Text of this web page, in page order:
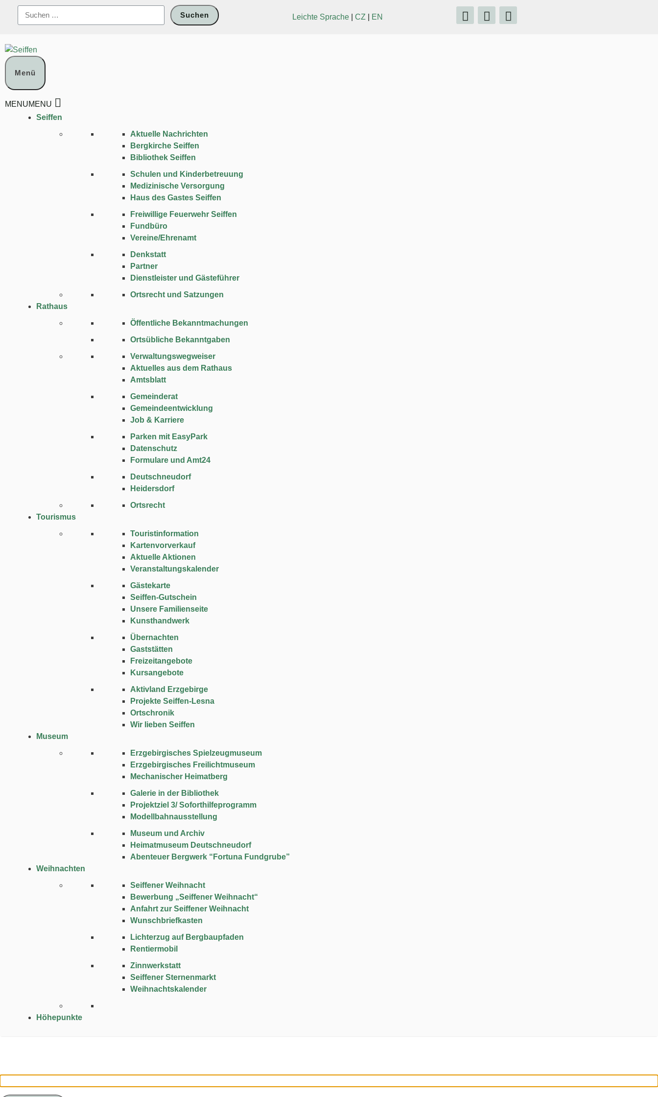
Suchen
nach:
Leichte Sprache CZ EN
Menü
MENUMENU
Seiffen
Aktuelle Nachrichten
Bergkirche Seiffen
Bibliothek Seiffen
Schulen und Kinder­betreuung
Medizinische Versorgung
Haus des Gastes Seiffen
Freiwillige Feuerwehr Seiffen
Fundbüro
Vereine/Ehrenamt
Denkstatt
Partner
Dienstleister und Gästeführer
Ortsrecht und Satzungen
Rathaus
Öffentliche Bekanntmachungen
Ortsübliche Bekanntgaben
Verwaltungswegweiser
Aktuelles aus dem Rathaus
Amtsblatt
Gemeinderat
Gemeindeentwicklung
Job & Karriere
Parken mit EasyPark
Datenschutz
Formulare und Amt24
Deutschneudorf
Heidersdorf
Ortsrecht
Tourismus
Touristinformation
Kartenvorverkauf
Aktuelle Aktionen
Veranstaltungskalender
Gästekarte
Seiffen-Gutschein
Unsere Familienseite
Kunsthandwerk
Übernachten
Gaststätten
Freizeitangebote
Kursangebote
Aktivland Erzgebirge
Projekte Seiffen-Lesna
Ortschronik
Wir lieben Seiffen
Museum
Erzgebirgisches Spielzeugmuseum
Erzgebirgisches Freilichtmuseum
Mechanischer Heimatberg
Galerie in der Bibliothek
Projektziel 3/ Soforthilfeprogramm
Modellbahnausstellung
Museum und Archiv
Heimatmuseum Deutschneudorf
Abenteuer Bergwerk “Fortuna Fundgrube”
Weihnachten
Seiffener Weihnacht
Bewerbung „Seiffener Weihnacht“
Anfahrt zur Seiffener Weihnacht
Wunschbriefkasten
Lichterzug auf Bergbaupfaden
Rentiermobil
Zinnwerkstatt
Seiffener Sternenmarkt
Weihnachtskalender
Höhepunkte